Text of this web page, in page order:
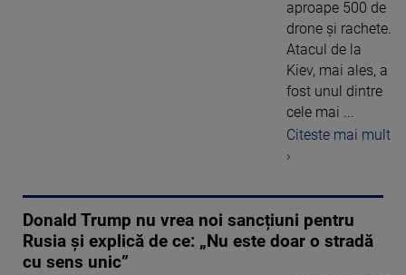
aproape 500 de
drone și rachete.
Atacul de la
Kiev, mai ales, a
fost unul dintre
cele mai ...
Citeste mai mult
›
Donald Trump nu vrea noi sancțiuni pentru
Rusia și explică de ce: „Nu este doar o stradă
cu sens unic”